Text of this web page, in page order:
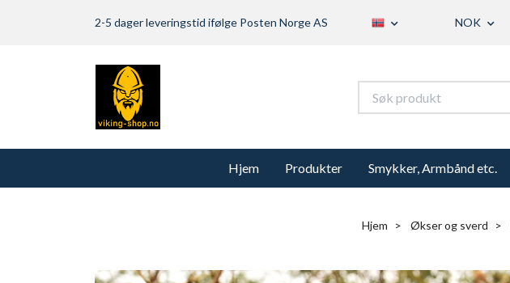
2-5 dager leveringstid ifølge Posten Norge AS NOK
Hjem Produkter Smykker, Armbånd etc.
Hjem Økser og sverd